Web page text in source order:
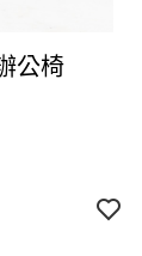
公椅